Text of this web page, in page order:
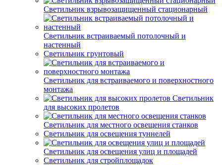
Светильник взрывозащищенный стационарный
Светильник встраиваемый потолочный и
настенный
Светильник грунтовый
Светильник для встраиваемого и поверхностного
монтажа
Светильник
для высоких пролетов
Светильник для местного освещения станков
Светильник для освещения туннелей
Светильник для освещения улиц и площадей
Светильник для стройплощадок